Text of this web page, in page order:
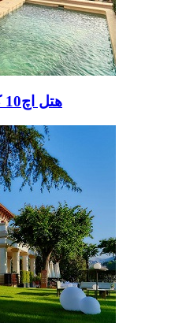
هتل اچ10 کاسا میموزا، هتل های اسپانیا